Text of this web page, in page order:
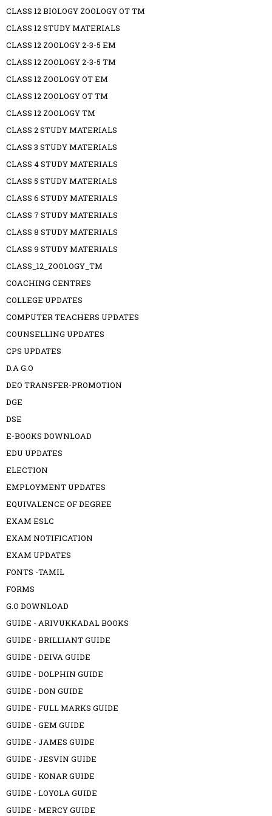
CLASS 12 BIOLOGY ZOOLOGY OT TM
CLASS 12 STUDY MATERIALS
CLASS 12 ZOOLOGY 2-3-5 EM
CLASS 12 ZOOLOGY 2-3-5 TM
CLASS 12 ZOOLOGY OT EM
CLASS 12 ZOOLOGY OT TM
CLASS 12 ZOOLOGY TM
CLASS 2 STUDY MATERIALS
CLASS 3 STUDY MATERIALS
CLASS 4 STUDY MATERIALS
CLASS 5 STUDY MATERIALS
CLASS 6 STUDY MATERIALS
CLASS 7 STUDY MATERIALS
CLASS 8 STUDY MATERIALS
CLASS 9 STUDY MATERIALS
CLASS_12_ZOOLOGY_TM
COACHING CENTRES
COLLEGE UPDATES
COMPUTER TEACHERS UPDATES
COUNSELLING UPDATES
CPS UPDATES
D.A G.O
DEO TRANSFER-PROMOTION
DGE
DSE
E-BOOKS DOWNLOAD
EDU UPDATES
ELECTION
EMPLOYMENT UPDATES
EQUIVALENCE OF DEGREE
EXAM ESLC
EXAM NOTIFICATION
EXAM UPDATES
FONTS -TAMIL
FORMS
G.O DOWNLOAD
GUIDE - ARIVUKKADAL BOOKS
GUIDE - BRILLIANT GUIDE
GUIDE - DEIVA GUIDE
GUIDE - DOLPHIN GUIDE
GUIDE - DON GUIDE
GUIDE - FULL MARKS GUIDE
GUIDE - GEM GUIDE
GUIDE - JAMES GUIDE
GUIDE - JESVIN GUIDE
GUIDE - KONAR GUIDE
GUIDE - LOYOLA GUIDE
GUIDE - MERCY GUIDE